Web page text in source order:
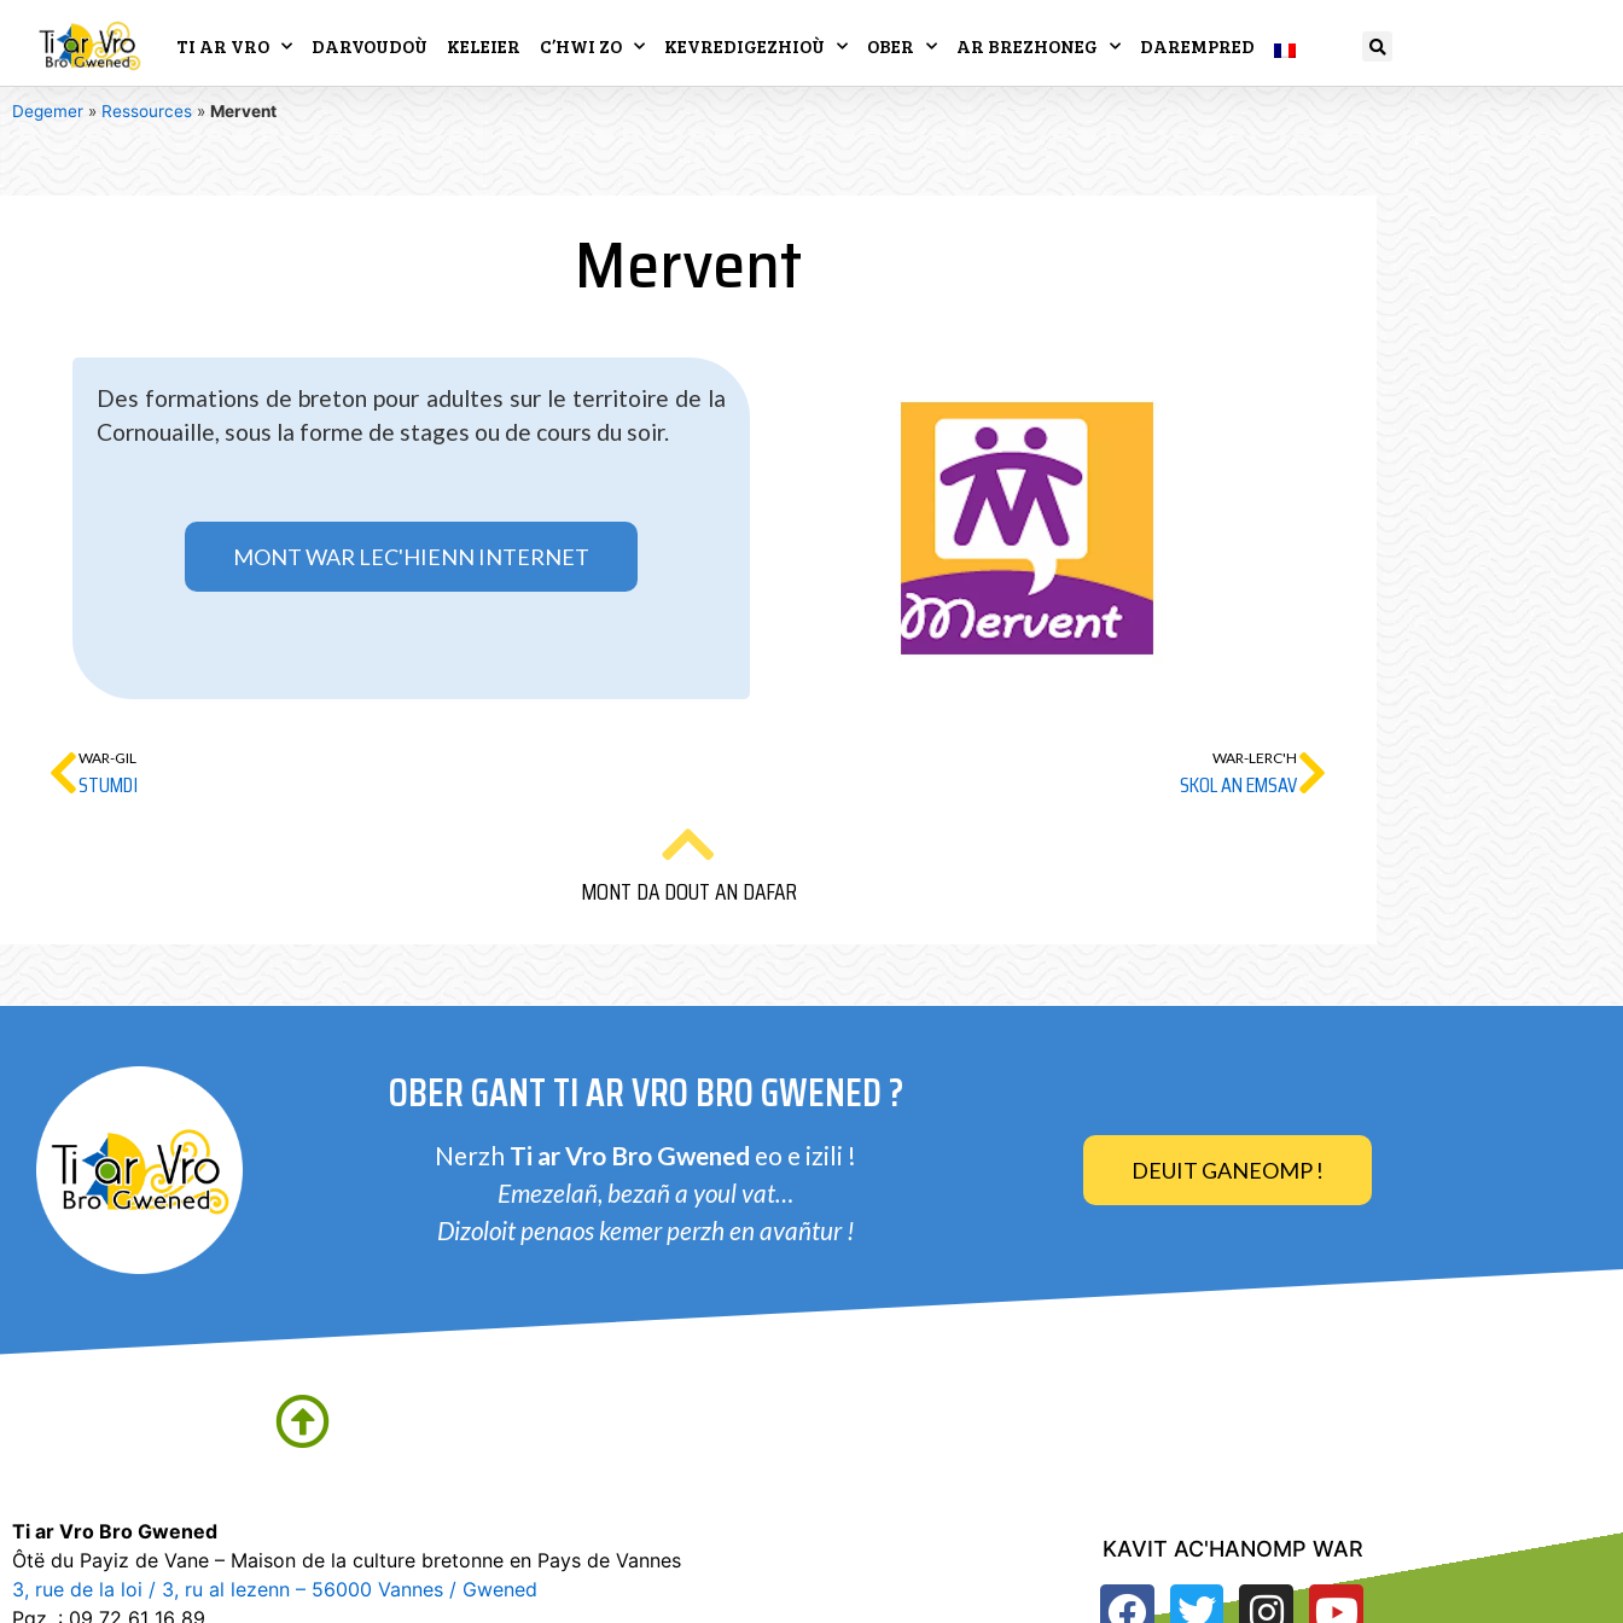
TI AR VRO DARVOUDOÙ KELEIER C’HWI ZO KEVREDIGEZHIOÙ OBER AR BREZHONEG DAREMPRED
Degemer » Ressources » Mervent
Mervent
Des formations de breton pour adultes sur le territoire de la
Cornouaille, sous la forme de stages ou de cours du soir.
MONT WAR LEC'HIENN INTERNET
WAR-GIL
STUMDI
WAR-LERC'H
SKOL AN EMSAV
MONT DA DOUT AN DAFAR
OBER GANT TI AR VRO BRO GWENED ?
Nerzh Ti ar Vro Bro Gwened eo e izili !
Emezelañ, bezañ a youl vat…
Dizoloit penaos kemer perzh en avañtur !
DEUIT GANEOMP !
Ti ar Vro Bro Gwened
Ôtë du Payiz de Vane – Maison de la culture bretonne en Pays de Vannes
3, rue de la loi / 3, ru al lezenn – 56000 Vannes / Gwened
Pgz. : 09 72 61 16 89
KAVIT AC'HANOMP WAR